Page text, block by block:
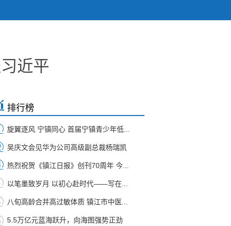
近平
排行榜
旋翼逐风 宁镇同心 首届宁镇青少年低...
吴庆文会见华为公司高级副总裁杨瑞凯
热烈祝贺《镇江日报》创刊70周年 今...
以笔墨致岁月 以初心赴时代——写在...
八旬高龄合并高过敏体质 镇江市中医...
5.5万亿元蓝海跃升，向海图强势正劲